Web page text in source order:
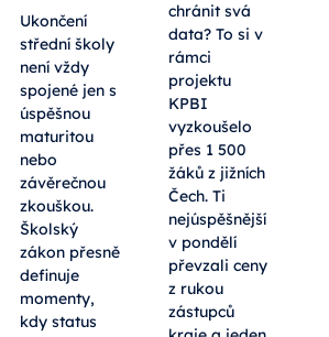
Ukončení
střední školy
není vždy
spojené jen s
úspěšnou
maturitou
nebo
závěrečnou
zkouškou.
Školský
zákon přesně
definuje
momenty,
kdy status
chránit svá
data? To si v
rámci
projektu
KPBI
vyzkoušelo
přes 1 500
žáků z jižních
Čech. Ti
nejúspěšnější
v pondělí
převzali ceny
z rukou
zástupců